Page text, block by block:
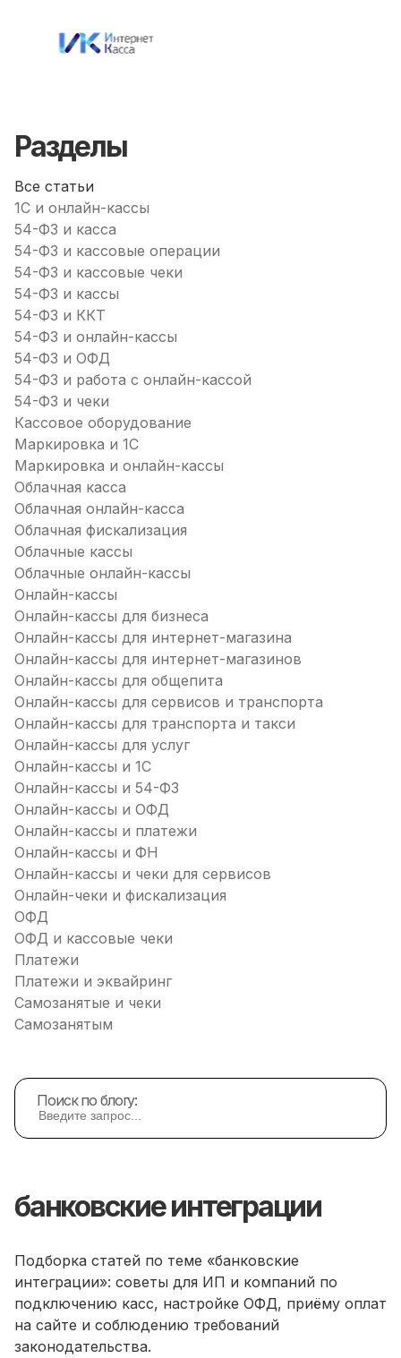
Разделы
Все статьи
1С и онлайн-кассы
54-ФЗ и касса
54-ФЗ и кассовые операции
54-ФЗ и кассовые чеки
54-ФЗ и кассы
54-ФЗ и ККТ
54-ФЗ и онлайн-кассы
54-ФЗ и ОФД
54-ФЗ и работа с онлайн-кассой
54-ФЗ и чеки
Кассовое оборудование
Маркировка и 1С
Маркировка и онлайн-кассы
Облачная касса
Облачная онлайн-касса
Облачная фискализация
Облачные кассы
Облачные онлайн-кассы
Онлайн-кассы
Онлайн-кассы для бизнеса
Онлайн-кассы для интернет-магазина
Онлайн-кассы для интернет-магазинов
Онлайн-кассы для общепита
Онлайн-кассы для сервисов и транспорта
Онлайн-кассы для транспорта и такси
Онлайн-кассы для услуг
Онлайн-кассы и 1С
Онлайн-кассы и 54-ФЗ
Онлайн-кассы и ОФД
Онлайн-кассы и платежи
Онлайн-кассы и ФН
Онлайн-кассы и чеки для сервисов
Онлайн-чеки и фискализация
ОФД
ОФД и кассовые чеки
Платежи
Платежи и эквайринг
Самозанятые и чеки
Самозанятым
Поиск по блогу:
банковские интеграции
Подборка статей по теме «банковские
интеграции»: советы для ИП и компаний по
подключению касс, настройке ОФД, приёму оплат
на сайте и соблюдению требований
законодательства.